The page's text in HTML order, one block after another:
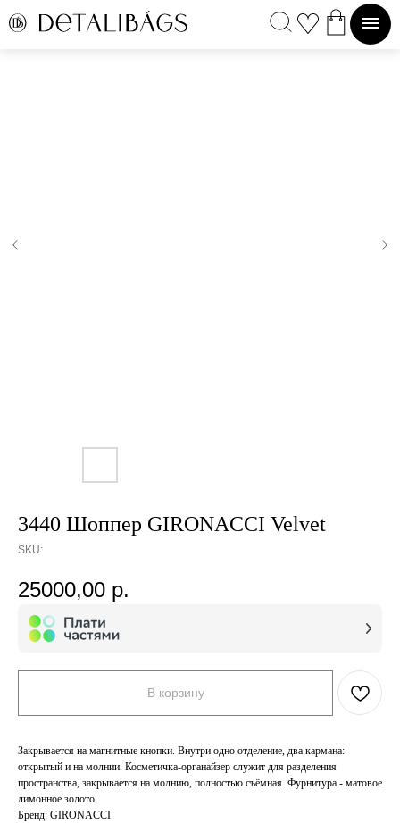
3440 Шоппер GIRONACCI Velvet
SKU:
25000,00 р.
В корзину
Закрывается на магнитные кнопки. Внутри одно отделение, два кармана:
открытый и на молнии. Косметичка-органайзер служит для разделения
пространства, закрывается на молнию, полностью съёмная. Фурнитура - матовое
лимонное золото.
Бренд: GIRONACCI